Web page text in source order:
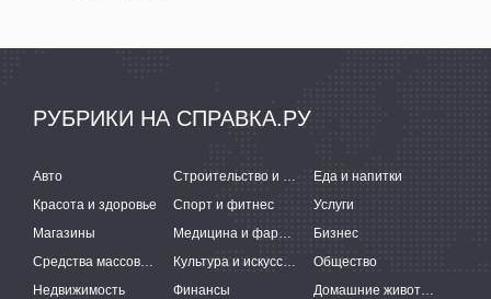
РУБРИКИ НА СПРАВКА.РУ
Авто Строительство и ремонт
Еда и напитки
Красота и здоровье
Спорт и фитнес
Услуги
Магазины
Медицина и фармацевтика
Бизнес
Средства массовой информации
Культура и искусство
Общество
Недвижимость
Финансы Домашние животные